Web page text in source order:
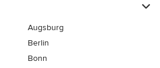
Augsburg
Berlin
Bonn